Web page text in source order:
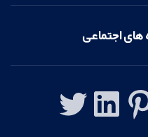
اجتماعی